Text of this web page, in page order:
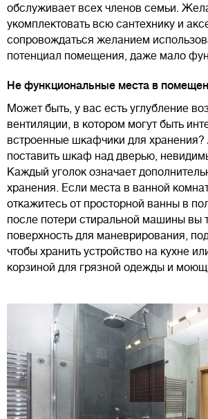
обслуживает всех членов семьи.
укомплектовать всю сантехнику и
сопровождаться желанием
потенциал помещения, даже мало
Не функциональные места в
Может быть, у вас есть углубление
вентиляции, в котором могут быть
встроенные шкафчики для хранения?
поставить шкаф над дверью,
Каждый уголок означает
хранения. Если места в ванной
откажитесь от просторной ванны в
после потери стиральной машины вы
поверхность для маневрирования,
чтобы хранить устройство на кухне
корзиной для грязной одежды и